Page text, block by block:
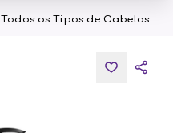
Todos os Tipos de Cabelos